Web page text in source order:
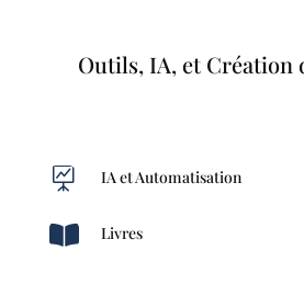
Outils, IA, et Création
 IA et Automatisation
 Livres